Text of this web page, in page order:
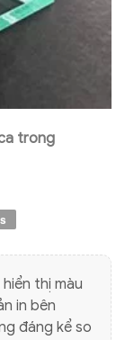
trong
thị màu
in bên
đáng kể so